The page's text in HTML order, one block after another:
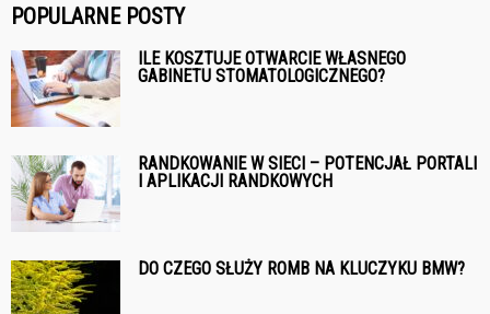
POPULARNE POSTY
ILE KOSZTUJE OTWARCIE WŁASNEGO
GABINETU STOMATOLOGICZNEGO?
RANDKOWANIE W SIECI – POTENCJAŁ PORTALI
I APLIKACJI RANDKOWYCH
DO CZEGO SŁUŻY ROMB NA KLUCZYKU BMW?